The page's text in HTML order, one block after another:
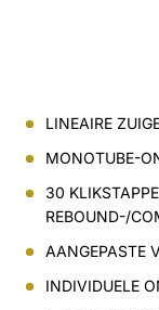
LINEAIRE
MONOTUBE-
30
REBOUND-/
AANGEPASTE
INDIVIDUELE